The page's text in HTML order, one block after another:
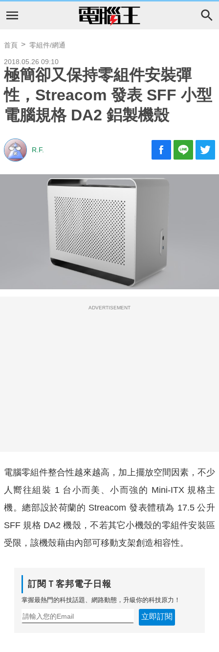
首頁 零組件/網通
2018.05.26 09:10
極簡卻又保持零組件安裝彈
性，Streacom 發表 SFF 小型
電腦規格 DA2 鋁製機殼
R.F.
ADVERTISEMENT
電腦零組件整合性越來越高，加上擺放空間因素，不少
人嚮往組裝 1 台小而美、小而強的 Mini-ITX 規格主
機。總部設於荷蘭的 Streacom 發表體積為 17.5 公升
SFF 規格 DA2 機殼，不若其它小機殼的零組件安裝區
受限，該機殼藉由內部可移動支架創造相容性。
訂閱Ｔ客邦電子日報
掌握最熱門的科技話題、網路動態，升級你的科技原力！
立即訂閱